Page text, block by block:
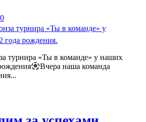
0
турнира «Ты в команде» у наших
Вчера наша команда